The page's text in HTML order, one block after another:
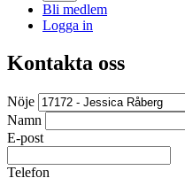
Bli medlem
Logga in
Kontakta oss
Nöje
Namn
E-post
Telefon